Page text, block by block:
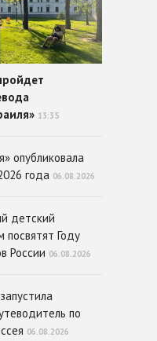
13:35
опубликовала
года 06.08.2026
детский
посвятят Году
России 06.08.2026
по
06.08.2026